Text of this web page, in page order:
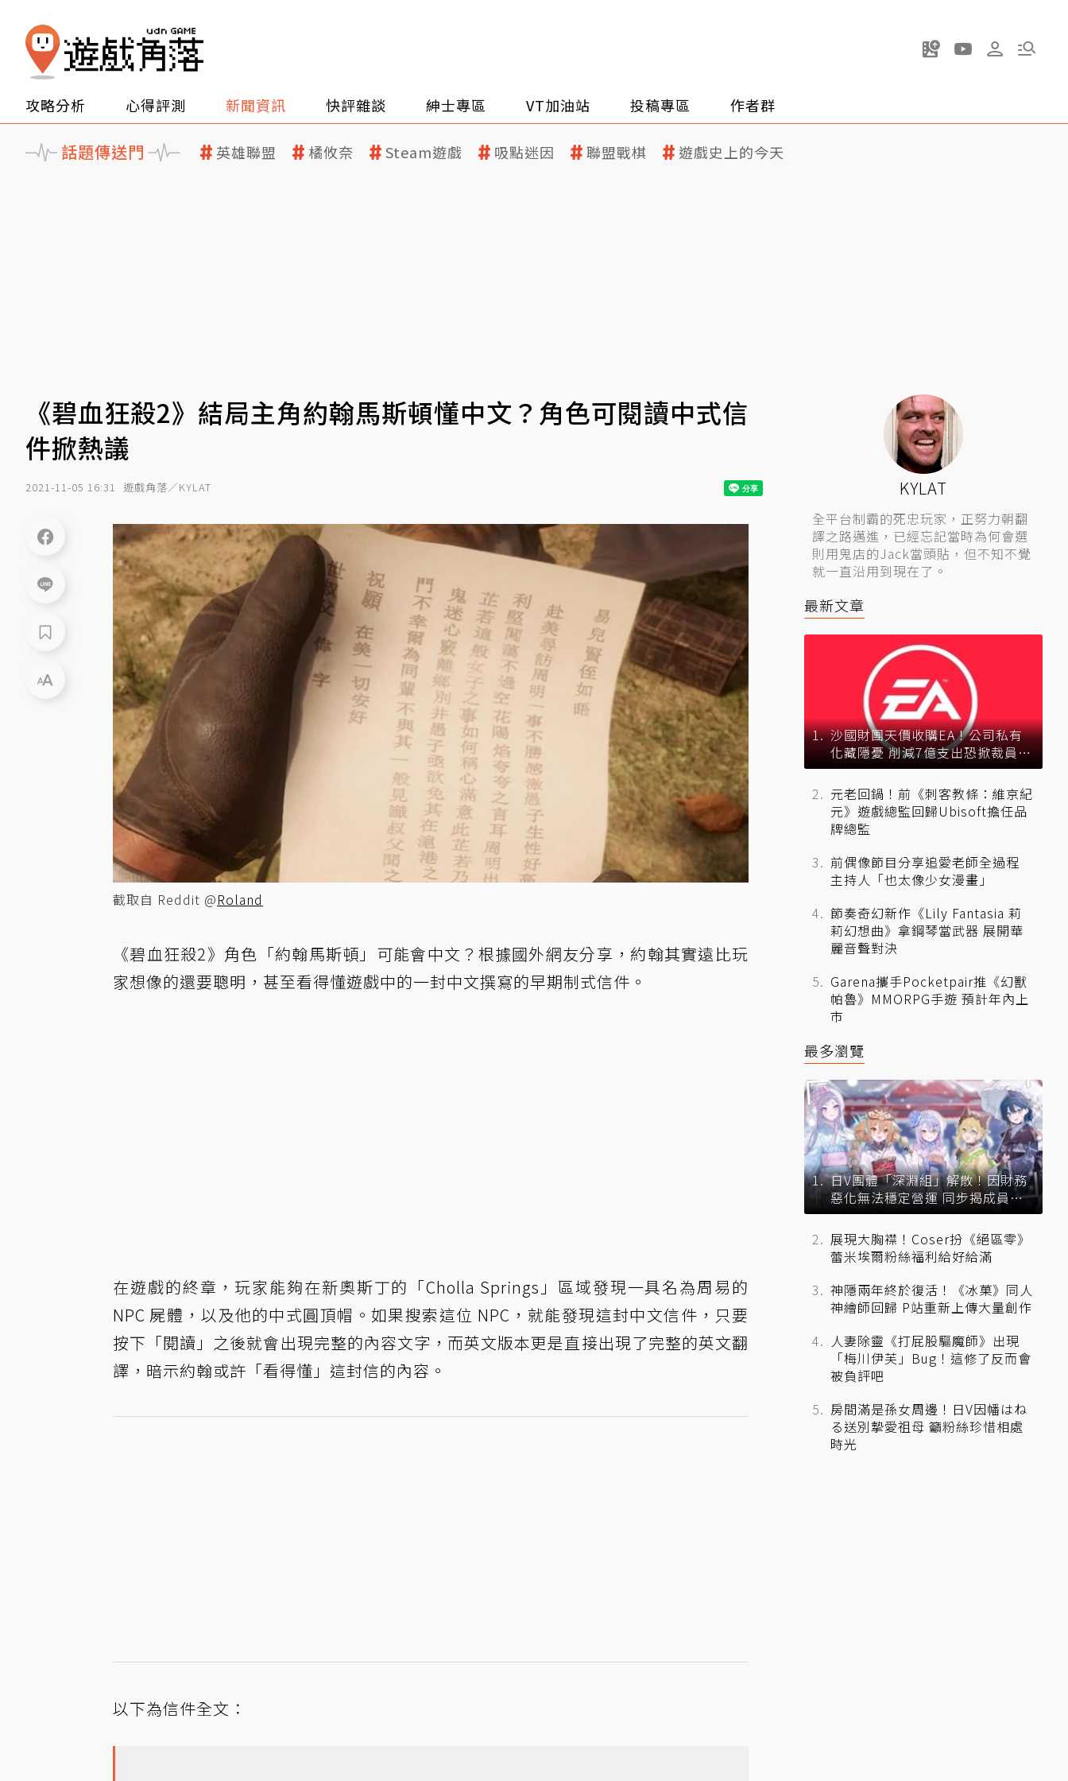
攻略分析 心得評測 新聞資訊 快評雜談 紳士專區 VT加油站 投稿專區 作者群
話題傳送門 英雄聯盟 橘攸奈 Steam遊戲 吸點迷因 聯盟戰棋 遊戲史上的今天
《碧血狂殺2》結局主角約翰馬斯頓懂中文？角色可閱讀中式信
件掀熱議
2021-11-05 16:31 遊戲角落／KYLAT
截取自 Reddit @Roland
《碧血狂殺2》角色「約翰馬斯頓」可能會中文？根據國外網友分享，約翰其實遠比玩
家想像的還要聰明，甚至看得懂遊戲中的一封中文撰寫的早期制式信件。
在遊戲的終章，玩家能夠在新奧斯丁的「Cholla Springs」區域發現一具名為周易的
NPC 屍體，以及他的中式圓頂帽。如果搜索這位 NPC，就能發現這封中文信件，只要
按下「閱讀」之後就會出現完整的內容文字，而英文版本更是直接出現了完整的英文翻
譯，暗示約翰或許「看得懂」這封信的內容。
以下為信件全文：
KYLAT
全平台制霸的死忠玩家，正努力朝翻
譯之路邁進，已經忘記當時為何會選
則用鬼店的Jack當頭貼，但不知不覺
就一直沿用到現在了。
最新文章
沙國財團天價收購EA！公司私有
化藏隱憂 削減7億支出恐掀裁員風
暴？
元老回鍋！前《刺客教條：維京紀
元》遊戲總監回歸Ubisoft擔任品
牌總監
前偶像節目分享追愛老師全過程
主持人「也太像少女漫畫」
節奏奇幻新作《Lily Fantasia 莉
莉幻想曲》拿鋼琴當武器 展開華
麗音聲對決
Garena攜手Pocketpair推《幻獸
帕魯》MMORPG手遊 預計年內上
市
最多瀏覽
日V團體「深淵組」解散！因財務
惡化無法穩定營運 同步揭成員未
來去向
展現大胸襟！Coser扮《絕區零》
蕾米埃爾粉絲福利給好給滿
神隱兩年終於復活！《冰菓》同人
神繪師回歸 P站重新上傳大量創作
人妻除靈《打屁股驅魔師》出現
「梅川伊芙」Bug！這修了反而會
被負評吧
房間滿是孫女周邊！日V因幡はね
る送別摯愛祖母 籲粉絲珍惜相處
時光